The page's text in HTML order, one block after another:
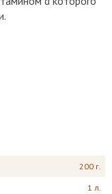
200 г.
1 л.